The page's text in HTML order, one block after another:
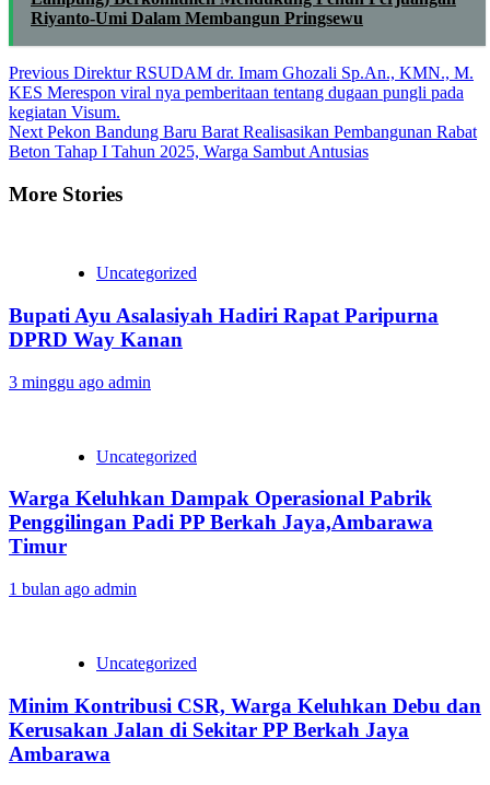
Riyanto-Umi Dalam Membangun Pringsewu
Continue
Reading
Previous ‎Direktur RSUDAM dr. Imam Ghozali Sp.An., KMN., M.
KES Merespon viral nya pemberitaan tentang dugaan pungli pada
kegiatan Visum.‎
Next Pekon Bandung Baru Barat Realisasikan Pembangunan Rabat
Beton Tahap I Tahun 2025, Warga Sambut Antusias
More Stories
Uncategorized
Bupati Ayu Asalasiyah Hadiri Rapat Paripurna
DPRD Way Kanan
3 minggu ago admin
Uncategorized
Warga Keluhkan Dampak Operasional Pabrik
Penggilingan Padi PP Berkah Jaya,‎Ambarawa
Timur
1 bulan ago admin
Uncategorized
Minim Kontribusi CSR, Warga Keluhkan Debu dan
Kerusakan Jalan di Sekitar PP Berkah Jaya
Ambarawa‎